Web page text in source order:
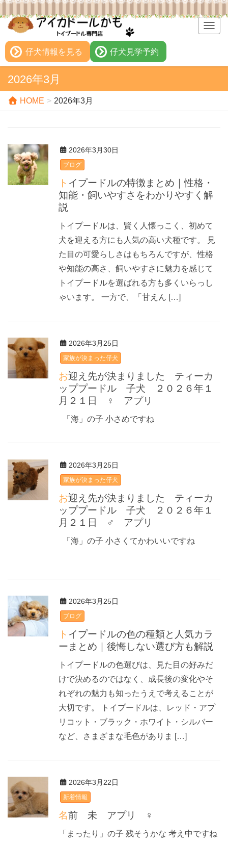
T
i
o
n
仔犬情報を見る 仔犬見学予約
2026年3月
HOME 2026年3月
2026年3月30日
ブログ
トイプードルの特徴まとめ｜性格・
知能・飼いやすさをわかりやすく解
説
トイプードルは、賢く人懐っこく、初めて
犬を迎える方にも人気の高い犬種です。 見
た目の可愛らしさはもちろんですが、性格
や知能の高さ、飼いやすさに魅力を感じて
トイプードルを選ばれる方も多くいらっし
ゃいます。 一方で、「甘えん […]
2026年3月25日
家族が決まった仔犬
お迎え先が決まりました ティーカ
ッププードル 子犬 ２０２６年１
月２１日 ♀ アプリ
「海」の子 小さめですね
2026年3月25日
家族が決まった仔犬
お迎え先が決まりました ティーカ
ッププードル 子犬 ２０２６年１
月２１日 ♂ アプリ
「海」の子 小さくてかわいいですね
2026年3月25日
ブログ
トイプードルの色の種類と人気カラ
ーまとめ｜後悔しない選び方も解説
トイプードルの色選びは、見た目の好みだ
けで決めるのではなく、成長後の変化やそ
れぞれの魅力も知ったうえで考えることが
大切です。 トイプードルは、レッド・アプ
リコット・ブラック・ホワイト・シルバー
など、さまざまな毛色がありま […]
2026年3月22日
新着情報
名前 未 アプリ ♀
「まったり」の子 残そうかな 考え中ですね